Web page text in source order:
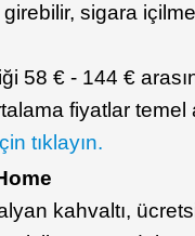
sigara
58 € - 144 €
fiyatlar temel
tıklayın.
kahvaltı,